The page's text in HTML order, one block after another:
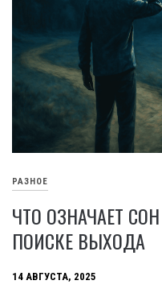
РАЗНОЕ
ЧТО ОЗНАЧАЕТ
ПОИСКЕ ВЫХОДА
14 АВГУСТА, 2025